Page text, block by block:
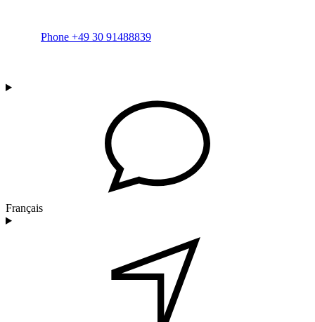
Phone +49 30 91488839
Français